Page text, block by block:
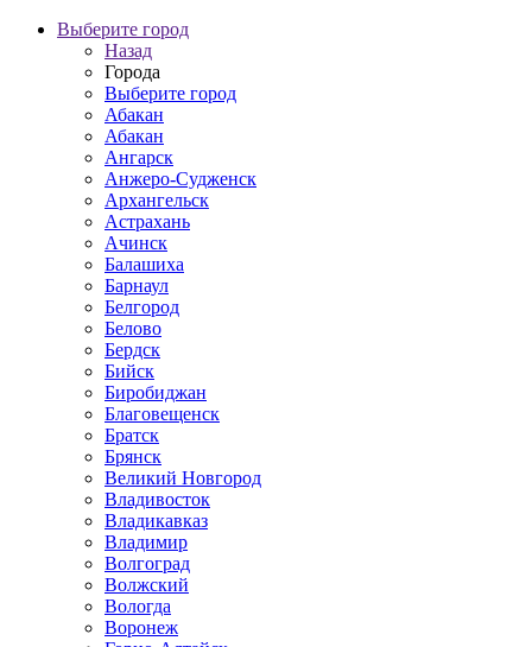
Выберите город
Назад
Города
Выберите город
Абакан
Абакан
Ангарск
Анжеро-Судженск
Архангельск
Астрахань
Ачинск
Балашиха
Барнаул
Белгород
Белово
Бердск
Бийск
Биробиджан
Благовещенск
Братск
Брянск
Великий Новгород
Владивосток
Владикавказ
Владимир
Волгоград
Волжский
Вологда
Воронеж